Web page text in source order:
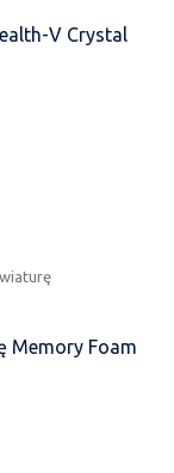
V Crystal
Memory Foam